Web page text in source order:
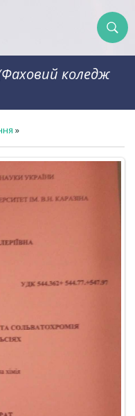
(Фаховий коледж
»